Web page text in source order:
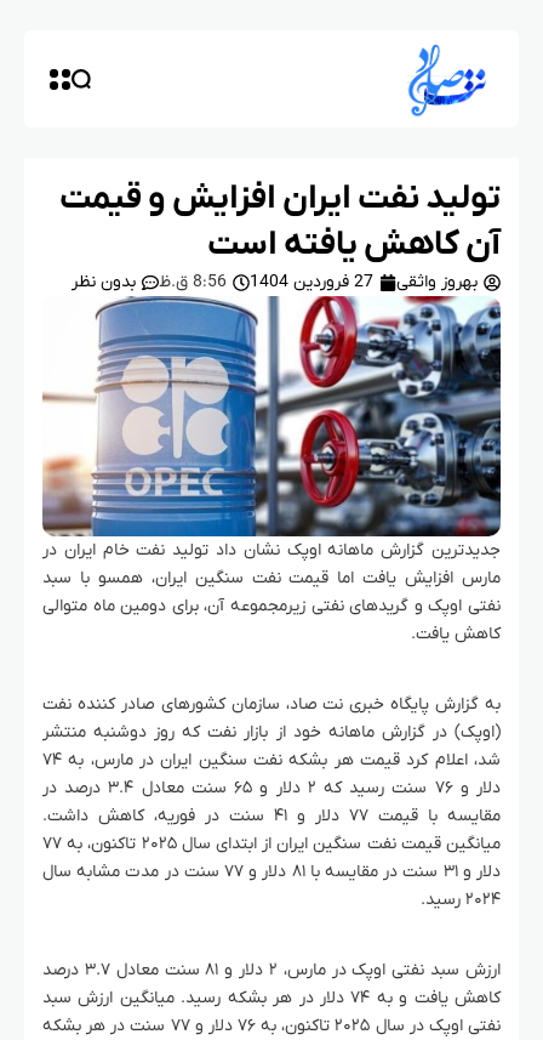
تولید نفت ایران افزایش و قیمت
آن کاهش یافته است
بهروز واثقی 27 فروردین 1404 8:56 ق.ظ بدون نظر
جدیدترین گزارش ماهانه اوپک نشان داد تولید نفت خام ایران در
مارس افزایش یافت اما قیمت نفت سنگین ایران، همسو با سبد
نفتی اوپک و گریدهای نفتی زیرمجموعه آن، برای دومین ماه متوالی
کاهش یافت.
به گزارش پایگاه خبری نت صاد، سازمان کشورهای صادر کننده نفت
(اوپک) در گزارش ماهانه خود از بازار نفت که روز دوشنبه منتشر
شد، اعلام کرد قیمت هر بشکه نفت سنگین ایران در مارس، به ۷۴
دلار و ۷۶ سنت رسید که ۲ دلار و ۶۵ سنت معادل ۳.۴ درصد در
مقایسه با قیمت ۷۷ دلار و ۴۱ سنت در فوریه، کاهش داشت.
میانگین قیمت نفت سنگین ایران از ابتدای سال ۲۰۲۵ تاکنون، به ۷۷
دلار و ۳۱ سنت در مقایسه با ۸۱ دلار و ۷۷ سنت در مدت مشابه سال
۲۰۲۴ رسید.
ارزش سبد نفتی اوپک در مارس، ۲ دلار و ۸۱ سنت معادل ۳.۷ درصد
کاهش یافت و به ۷۴ دلار در هر بشکه رسید. میانگین ارزش سبد
نفتی اوپک در سال ۲۰۲۵ تاکنون، به ۷۶ دلار و ۷۷ سنت در هر بشکه